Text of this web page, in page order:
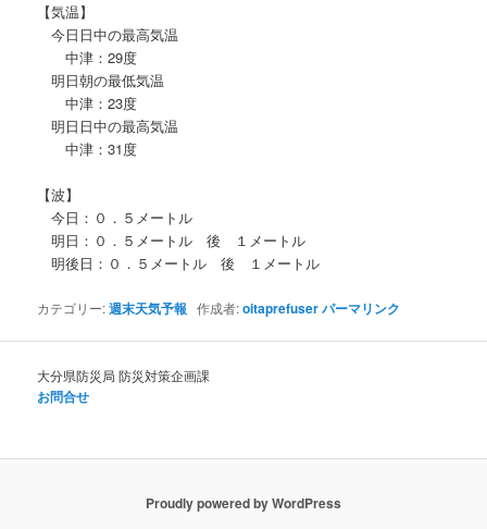
【気温】
今日日中の最高気温
中津：29度
明日朝の最低気温
中津：23度
明日日中の最高気温
中津：31度
【波】
今日：０．５メートル
明日：０．５メートル 後 １メートル
明後日：０．５メートル 後 １メートル
カテゴリー:週末天気予報 作成者:oitaprefuserパーマリンク
大分県防災局 防災対策企画課
お問合せ
Proudly powered by WordPress